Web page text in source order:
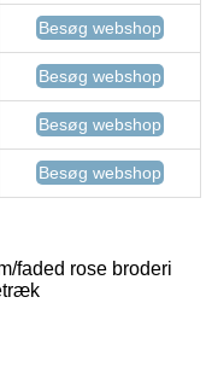
Besøg webshop
Besøg webshop
Besøg webshop
Besøg webshop
faded rose broderi